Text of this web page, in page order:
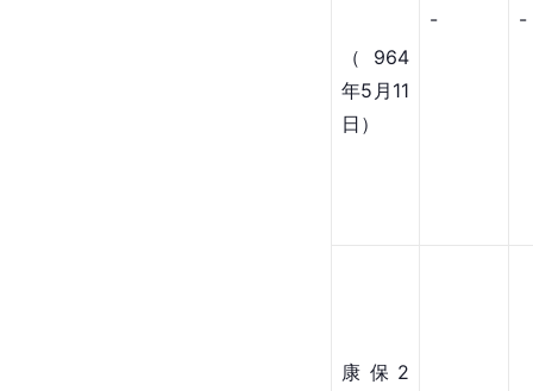
（964
年5月11
日）
- -
康保2